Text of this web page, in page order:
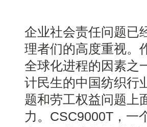
企业社会责任问题已
理者们的高度重视。
全球化进程的因素之
计民生的中国纺织行
题和劳工权益问题上
力。CSC9000T，一